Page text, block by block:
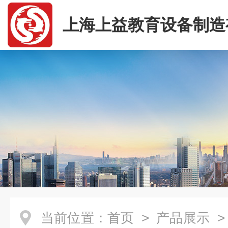
上海上益教育设备制
司
当前位置： 首页 > 产品展示